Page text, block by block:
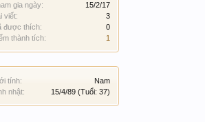
gia ngày:
15/2/17
viết:
3
được thích:
0
thành tích:
1
tính:
Nam
nhật:
15/4/89 (Tuổi: 37)